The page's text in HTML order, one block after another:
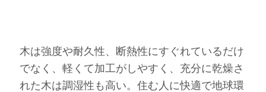
木は強度や耐久性、断熱性にすぐれているだけ
でなく、軽くて加工がしやすく、充分に乾燥さ
れた木は調湿性も高い。住む人に快適で地球環